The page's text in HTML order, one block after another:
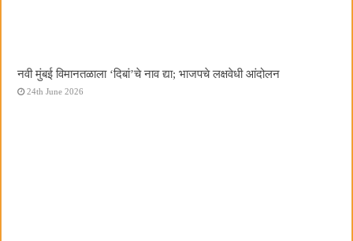
नवी मुंबई विमानतळाला ‌‘दिबां‌’चे नाव द्या; भाजपचे लक्षवेधी आंदोलन
24th June 2026